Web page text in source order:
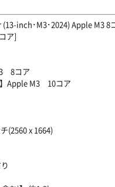
inch･M3･2024) Apple M3 8
ア]
8コア
】Apple M3 10コア
(2560 x 1664)